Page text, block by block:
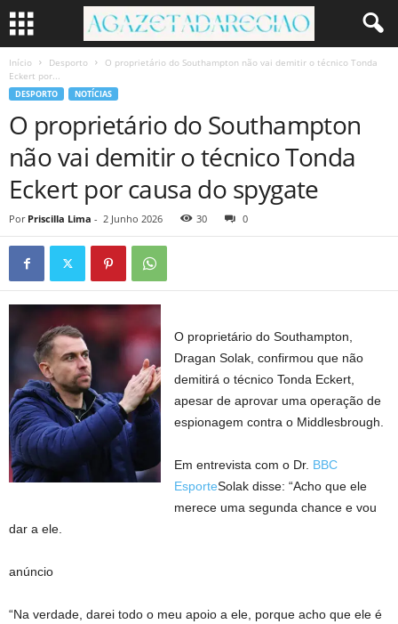
Início Desporto
O proprietário do Southampton não vai demitir o técnico Tonda
Eckert por...
DESPORTO NOTÍCIAS
O proprietário do Southampton
não vai demitir o técnico Tonda
Eckert por causa do spygate
Por Priscilla Lima - 2 Junho 2026 30 0
O proprietário do Southampton,
Dragan Solak, confirmou que não
demitirá o técnico Tonda Eckert,
apesar de aprovar uma operação de
espionagem contra o Middlesbrough.
Em entrevista com o Dr. BBC
EsporteSolak disse: “Acho que ele
merece uma segunda chance e vou
dar a ele.
anúncio
“Na verdade, darei todo o meu apoio a ele, porque acho que ele é